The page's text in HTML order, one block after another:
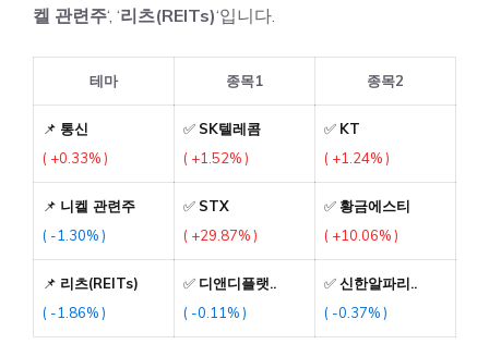
켈 관련주‘, ‘리츠(REITs)‘입니다.
테마 종목1 종목2
📌 통신
( +0.33% )
✅ SK텔레콤
( +1.52% )
✅ KT
( +1.24% )
📌 니켈 관련주
( -1.30% )
✅ STX
( +29.87% )
✅황금에스티
( +10.06% )
📌 리츠(REITs)
( -1.86% )
✅ 디앤디플랫..
( -0.11% )
✅신한알파리..
( -0.37% )